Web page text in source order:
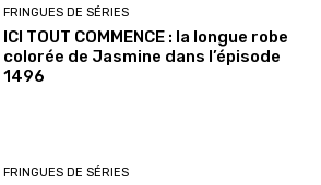
FRINGUES DE SÉRIES
ICI TOUT COMMENCE : la longue robe
colorée de Jasmine dans l’épisode
1496
FRINGUES DE SÉRIES